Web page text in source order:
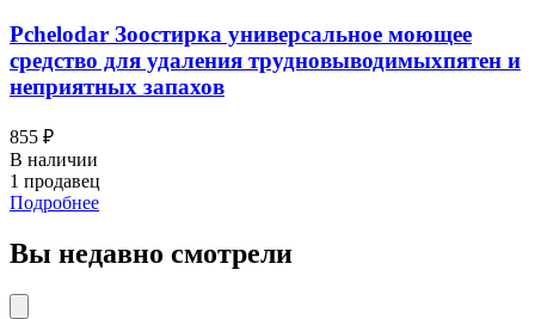
Pchelodar Зоостирка универсальное моющее
средство для удаления трудновыводимыхпятен и
неприятных запахов
855 ₽
В наличии
1 продавец
Подробнее
Вы недавно смотрели